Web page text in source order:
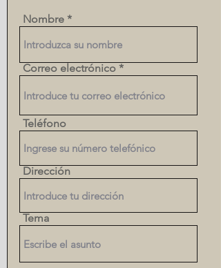
Nombre
Correo electrónico
Teléfono
Dirección
Tema